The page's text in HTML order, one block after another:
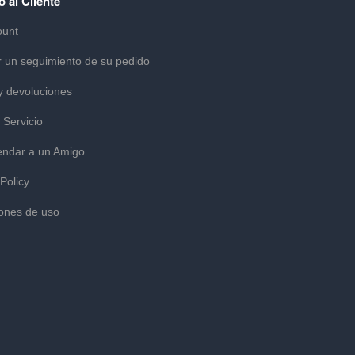
un seguimiento de su pedido
devoluciones
Servicio
a un Amigo
de uso